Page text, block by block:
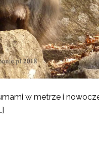
w metrze i